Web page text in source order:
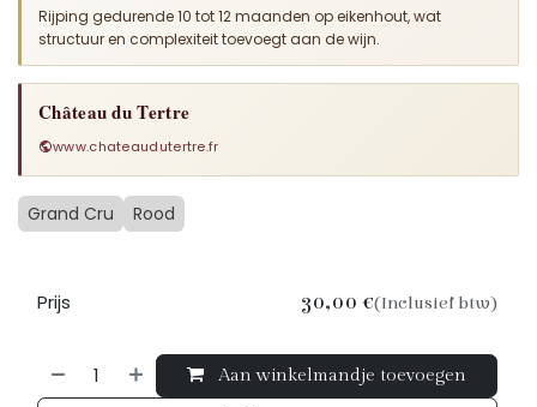
Rijping gedurende 10 tot 12 maanden op eikenhout, wat
structuur en complexiteit toevoegt aan de wijn.
Château du Tertre
www.chateaudutertre.fr
Grand Cru Rood
Aan winkelmandje toevoegen
Prijs 30,00 €(Inclusief btw)